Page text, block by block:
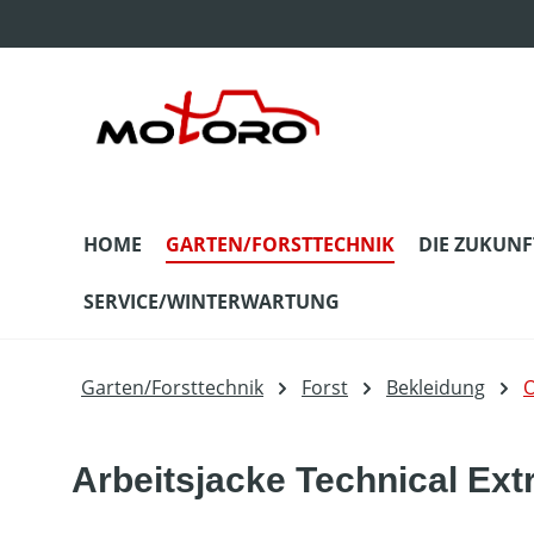
HOME GARTEN/FORSTTECHNIK DIE
SERVICE/WINTERWARTUNG
Garten/Forsttechnik Forst Bekleidung
Arbeitsjacke Technical